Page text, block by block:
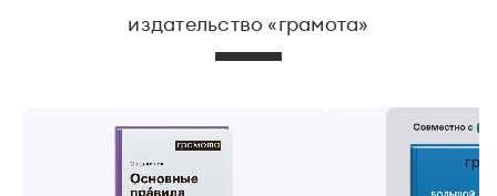
издательство «грамота»